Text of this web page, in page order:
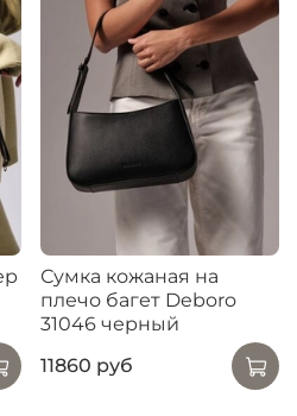
Сумка кожаная на
плечо багет Deboro
31046 черный
11860 руб